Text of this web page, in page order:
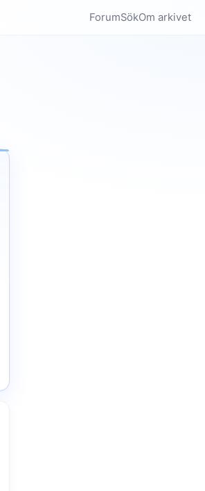
ForumSökOm arkivet